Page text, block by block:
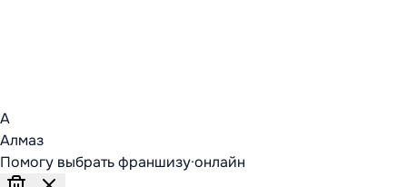
А
Алмаз
Помогу выбрать франшизу·онлайн